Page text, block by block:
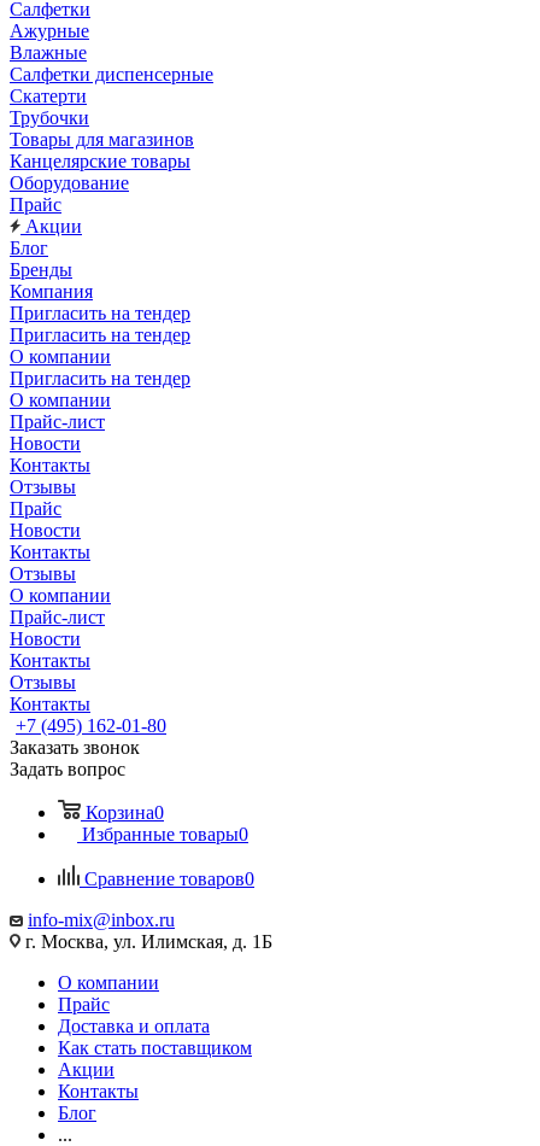
Салфетки
Ажурные
Влажные
Салфетки диспенсерные
Скатерти
Трубочки
Товары для магазинов
Канцелярские товары
Оборудование
Прайс
Акции
Блог
Бренды
Компания
Пригласить на тендер
Пригласить на тендер
О компании
Пригласить на тендер
О компании
Прайс-лист
Новости
Контакты
Отзывы
Прайс
Новости
Контакты
Отзывы
О компании
Прайс-лист
Новости
Контакты
Отзывы
Контакты
+7 (495) 162-01-80
Заказать звонок
Задать вопрос
Корзина0
Избранные товары0
Сравнение товаров0
info-mix@inbox.ru
г. Москва, ул. Илимская, д. 1Б
О компании
Прайс
Доставка и оплата
Как стать поставщиком
Акции
Контакты
Блог
...